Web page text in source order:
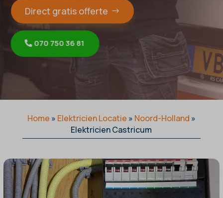
Direct gratis offerte
070 750 36 81
Home » Elektricien Locatie » Noord-Holland »
Elektricien Castricum